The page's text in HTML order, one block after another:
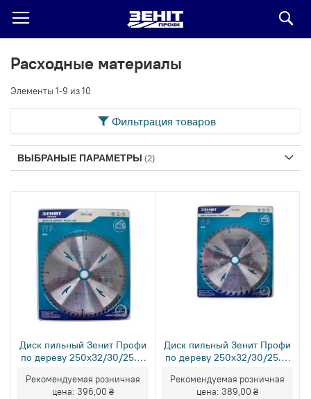
Расходные материалы
Элементы1-9 из10
Фильтрация товаров
ВЫБРАНЫЕ ПАРАМЕТРЫ
Диск пильный Зенит Профи
по дереву 250x32/30/25.4,
Рекомендуемая розничная
цена: 396,00 ₴
Диск пильный Зенит Профи
по дереву 250x32/30/25.4,
Рекомендуемая розничная
цена: 389,00 ₴